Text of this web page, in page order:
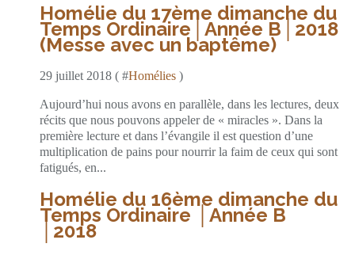
Homélie du 17ème dimanche du
Temps Ordinaire│Année B│2018
(Messe avec un baptême)
29 juillet 2018 ( #Homélies )
Aujourd’hui nous avons en parallèle, dans les lectures, deux
récits que nous pouvons appeler de « miracles ». Dans la
première lecture et dans l’évangile il est question d’une
multiplication de pains pour nourrir la faim de ceux qui sont
fatigués, en...
Homélie du 16ème dimanche du
Temps Ordinaire │Année B
│2018